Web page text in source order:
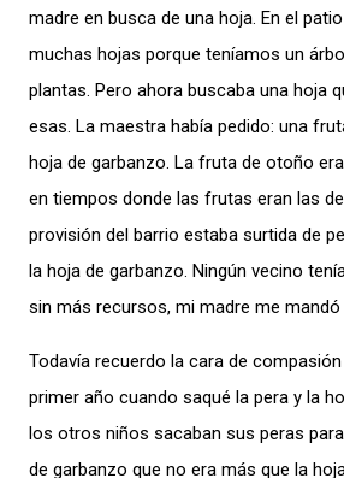
madre en busca de una hoja. En el
muchas hojas porque teníamos un
plantas. Pero ahora buscaba una hoja
esas. La maestra había pedido: una
hoja de garbanzo. La fruta de otoño
en tiempos donde las frutas eran las
provisión del barrio estaba surtida de
la hoja de garbanzo. Ningún vecino
sin más recursos, mi madre me
Todavía recuerdo la cara de
primer año cuando saqué la pera y la
los otros niños sacaban sus peras
de garbanzo que no era más que la